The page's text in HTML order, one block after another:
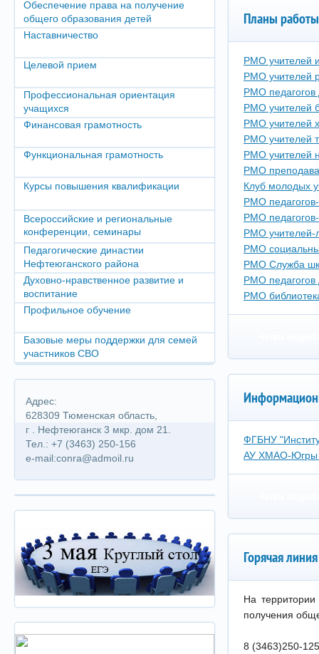
Обеспечение права на получение
общего образования детей
Наставничество
Целевой прием
Профессиональная ориентация
учащихся
Финансовая грамотность
Функциональная грамотность
Курсы повышения квалификации
Всероссийские и региональные
конференции, семинары
Педагогические династии
Нефтеюганского района
Духовно-нравственное развитие и
воспитание
Профильное обучение
Базовые меры поддержки для семей
участников СВО
Адрес:
628309 Тюменская область,
г . Нефтеюганск 3 мкр. дом 21.
Тел.: +7 (3463) 250-156
e-mail:conra@admoil.ru
Планы
РМО учителей
РМО учителей
РМО педагогов
РМО учителей
РМО учителей
РМО учителей
РМО учителей
РМО
Клуб молодых
РМО
РМО
РМО учителей-
РМО
РМО Служба
РМО педагогов
РМО
ФГБНУ
АУ ХМАО-Югры
Горячая
На
получения
8 (3463)250-125